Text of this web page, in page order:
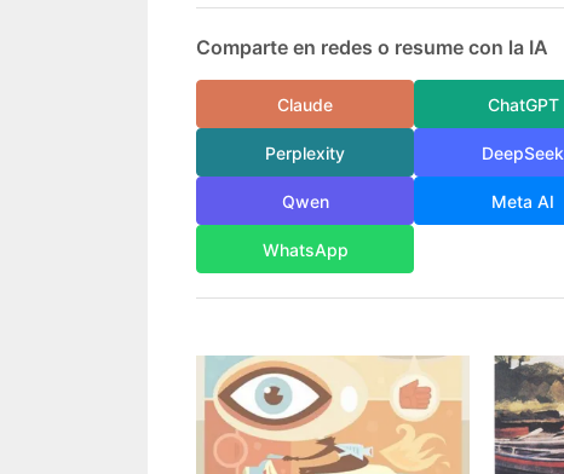
Comparte en redes o resume con la IA
Claude ChatGPT
Perplexity DeepSeek
Qwen Meta AI
WhatsApp